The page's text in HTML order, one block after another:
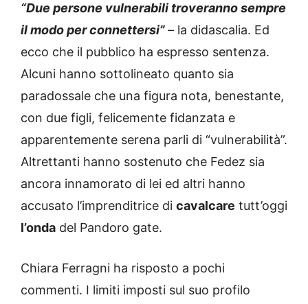
“Due persone vulnerabili troveranno sempre
il modo per connettersi”– la didascalia. Ed
ecco che il pubblico ha espresso sentenza.
Alcuni hanno sottolineato quanto sia
paradossale che una figura nota, benestante,
con due figli, felicemente fidanzata e
apparentemente serena parli di “vulnerabilità”.
Altrettanti hanno sostenuto che Fedez sia
ancora innamorato di lei ed altri hanno
accusato l’imprenditrice di cavalcare tutt’oggi
l’onda del Pandoro gate.
Chiara Ferragni ha risposto a pochi
commenti. I limiti imposti sul suo profilo